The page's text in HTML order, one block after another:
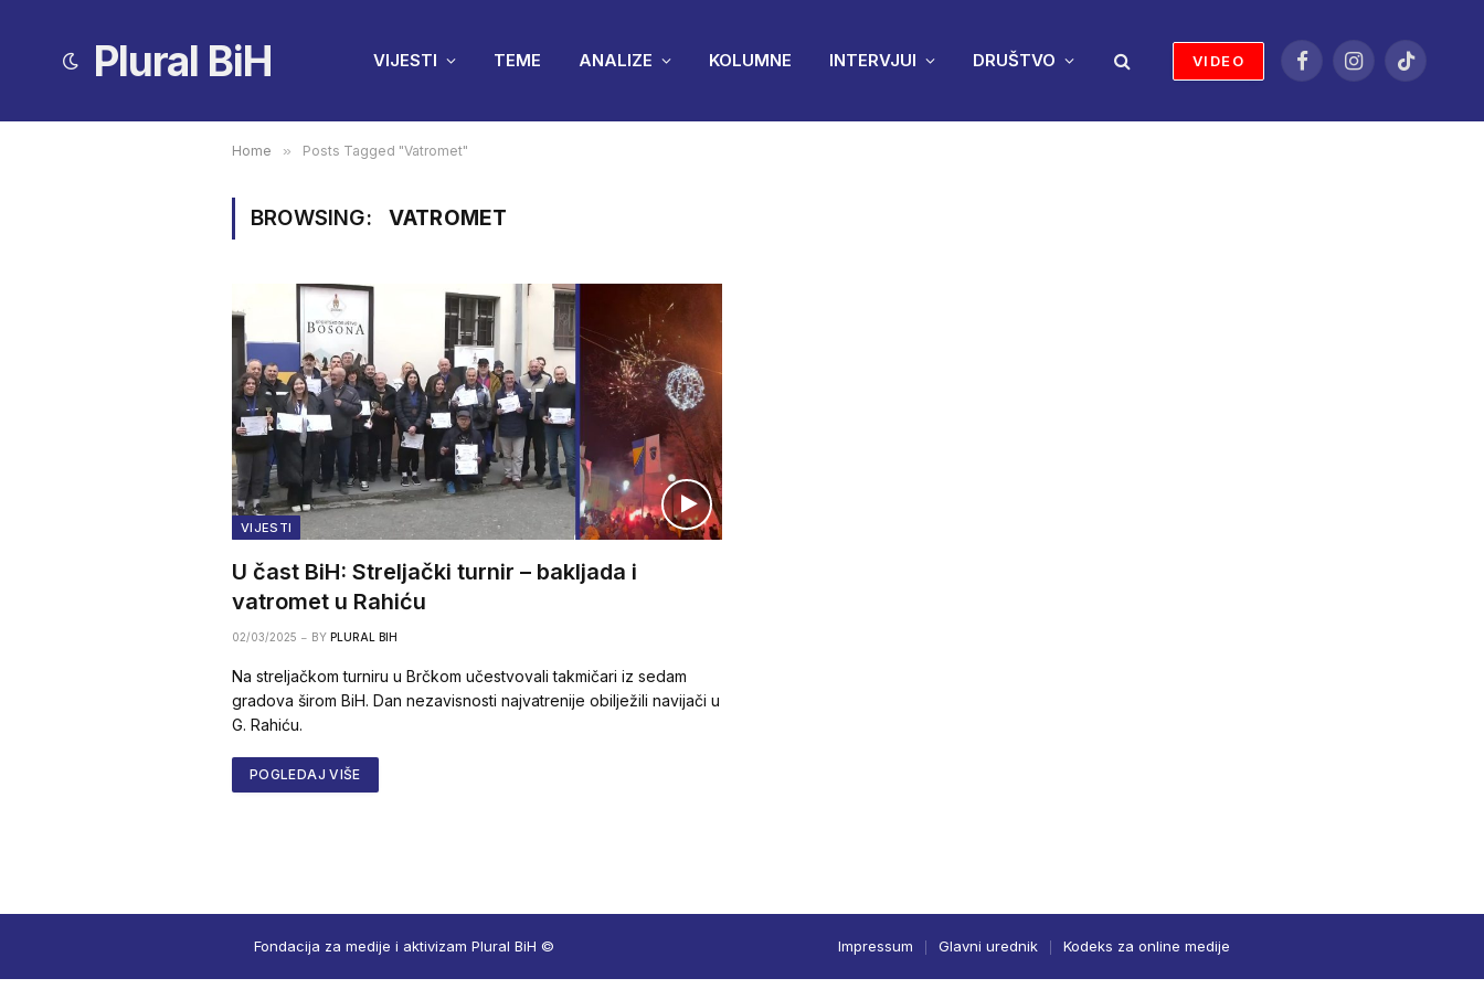
Plural BiH VIJESTI TEME ANALIZE KOLUMNE INTERVJUI DRUŠTVO VIDEO
FacebookInstagramTikTok
Home » Posts Tagged "Vatromet"
BROWSING: VATROMET
VIJESTI
U čast BiH: Streljački turnir – bakljada i
vatromet u Rahiću
02/03/2025 BY PLURAL BIH
Na streljačkom turniru u Brčkom učestvovali takmičari iz sedam
gradova širom BiH. Dan nezavisnosti najvatrenije obilježili navijači u
G. Rahiću.
POGLEDAJ VIŠE
Fondacija za medije i aktivizam Plural BiH © Impressum Glavni urednik Kodeks za online medije